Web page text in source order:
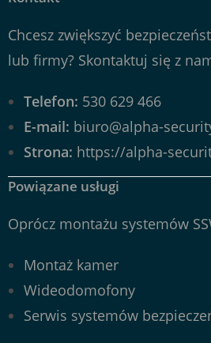
Chcesz zwiększyć
lub firmy? Skontaktuj się z
Telefon: 530 629 466
E-mail: biuro@alpha-
Strona: https://alpha-
Powiązane usługi
Oprócz montażu systemów
Montaż kamer
Wideodomofony
Serwis systemów